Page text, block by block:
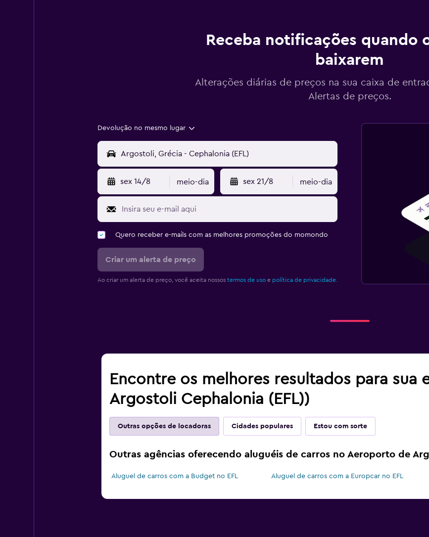
Receba notificações quando
baixarem
Alterações diárias de preços na sua caixa de
Alertas de preços.
Devolução no mesmo lugar
sex 14/8 meio-dia sex 21/8 meio-dia
Quero receber e-mails com as melhores promoções do momondo
Criar um alerta de preço
Ao criar um alerta de preço, você aceita nossos termos de usoe política de privacidade.
Encontre os melhores resultados para sua
Argostoli Cephalonia (EFL))
Outras opções de locadoras Cidades populares Estou com sorte
Outras agências oferecendo aluguéis de carros no Aeroporto de
Aluguel de carros com a Budget no EFL Aluguel de carros com a Europcar no EFL